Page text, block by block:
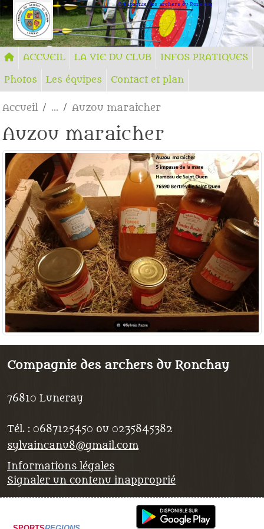
Compagnie des archers du Ronchay
ACCUEIL LA VIE DU CLUB
INFOS PRATIQUES
Photos
Les équipes Contact et plan
Accueil Auzou maraicher
Auzou maraicher
Compagnie des archers du Ronchay
76810 Luneray
Tél. : 0687125450 ou 0235845382
sylvaincanu8@gmail.com
Informations légales
Signaler un contenu inapproprié
Panneau de gestion des cookies